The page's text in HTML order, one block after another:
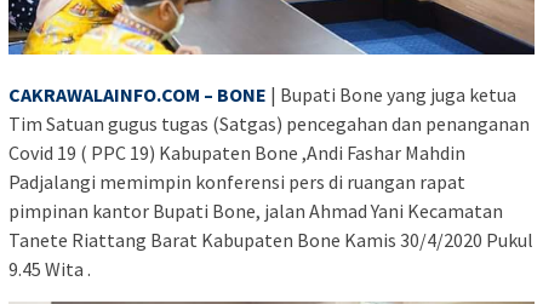
CAKRAWALAINFO.COM – BONE | Bupati Bone yang juga ketua
Tim Satuan gugus tugas (Satgas) pencegahan dan penanganan
Covid 19 ( PPC 19) Kabupaten Bone ,Andi Fashar Mahdin
Padjalangi memimpin konferensi pers di ruangan rapat
pimpinan kantor Bupati Bone, jalan Ahmad Yani Kecamatan
Tanete Riattang Barat Kabupaten Bone Kamis 30/4/2020 Pukul
9.45 Wita .